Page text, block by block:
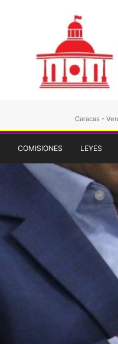
Caracas -
COMISIONES LEYES